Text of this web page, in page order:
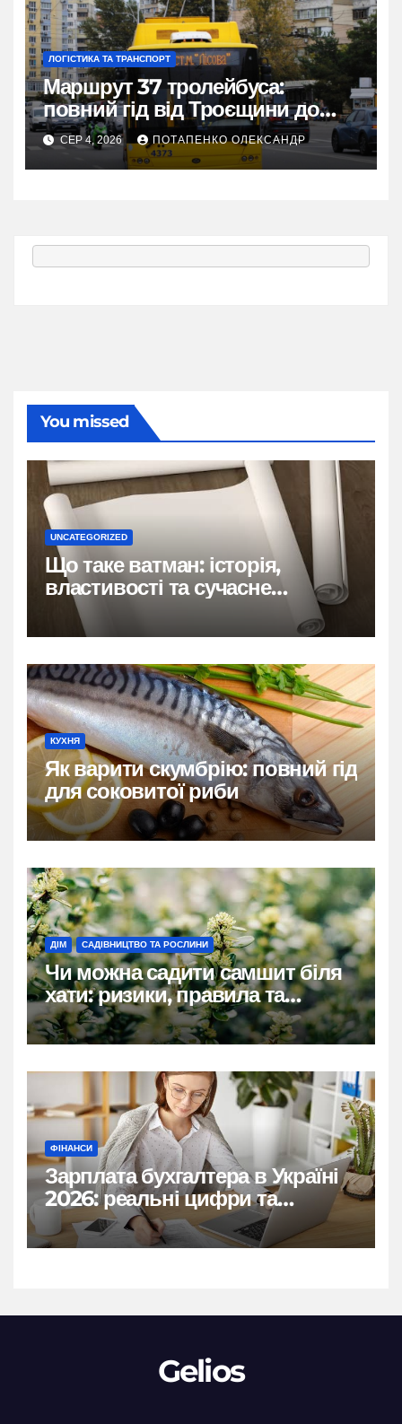
ЛОГІСТИКА ТА ТРАНСПОРТ
Маршрут 37 тролейбуса:
повний гід від Троєщини до
метро Лісова
СЕР 4, 2026 ПОТАПЕНКО ОЛЕКСАНДР
You missed
UNCATEGORIZED
Що таке ватман: історія,
властивості та сучасне
застосування
КУХНЯ
Як варити скумбрію: повний гід
для соковитої риби
ДІМ САДІВНИЦТВО ТА РОСЛИНИ
Чи можна садити самшит біля
хати: ризики, правила та
практичні рішення
ФІНАНСИ
Зарплата бухгалтера в Україні
2026: реальні цифри та
нюанси
Gelios